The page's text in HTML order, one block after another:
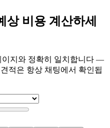
상 비용 계산하세
이지와 정확히 일치합니다 —
적은 항상 채팅에서 확인됩